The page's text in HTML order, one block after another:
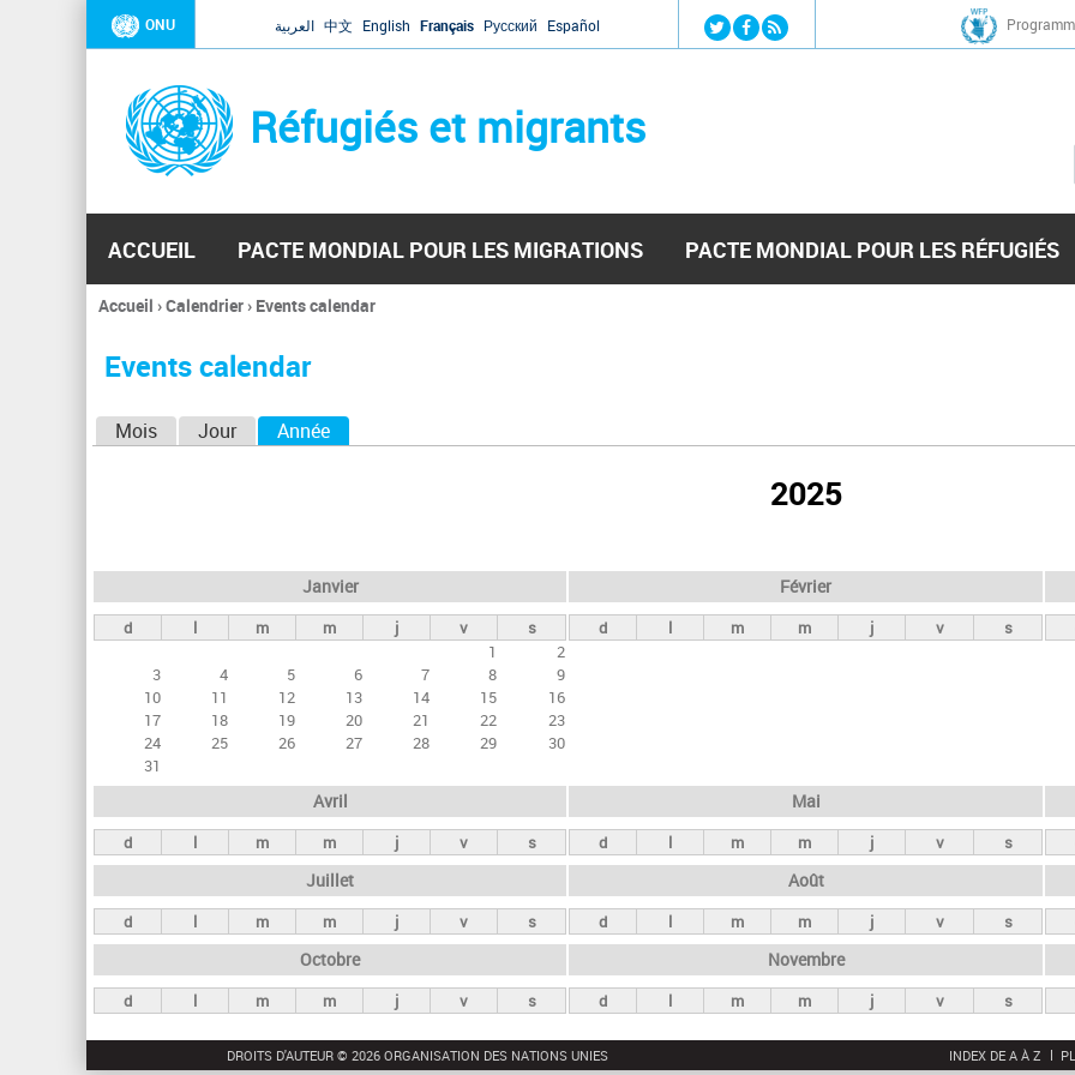
Jump to navigation
ONU العربية 中文 English Français Русский Español
Réfugiés et migrants
ACCUEIL PACTE MONDIAL POUR LES MIGRATIONS PACTE MONDIAL POUR LES RÉFUGIÉS
Vous
ici
Accueil ›Calendrier› Events calendar
Events calendar
e
t
s
i
p
a
u
x
Mois Jour Année
2025
Janvier
d l m m j v
s
1
2
3
4 5 6 7 8
9
10
11 12 13 14 15
16
17
18 19 20 21 22
23
24
25 26 27 28 29
30
31
Février
d l m m j v s
Avril
d l m m j v s
Mai
d l m m j v s
Juillet
d l m m j v s
Août
d l m m j v s
Octobre
d l m m j v s
Novembre
d l m m j v s
DROITS D'AUTEUR © 2026 ORGANISATION DES NATIONS UNIES INDEX DE A À Z